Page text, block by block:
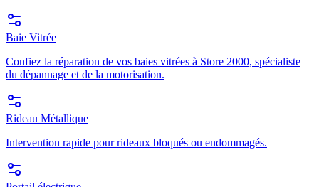
Baie Vitrée
Confiez la réparation de vos baies vitrées à Store 2000, spécialiste
du dépannage et de la motorisation.
Rideau Métallique
Intervention rapide pour rideaux bloqués ou endommagés.